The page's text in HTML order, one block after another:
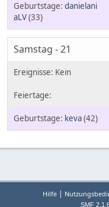
danielani
aLV(33)
Samstag - 21
keva(42)
Hilfe |
SMF